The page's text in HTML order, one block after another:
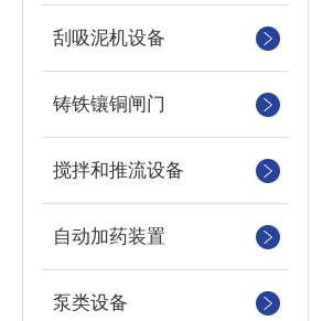
刮吸泥机设备
铸铁镶铜闸门
搅拌和推流设备
自动加药装置
泵类设备